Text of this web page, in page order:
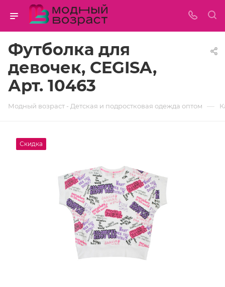
Футболка для
девочек, CEGISA,
Арт. 10463
Модный возраст - Детская и подростковая одежда оптом —
Скидка